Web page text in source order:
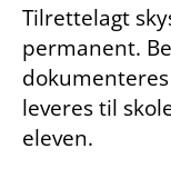
Tilrettelagt
permanent.
leveres til
eleven.